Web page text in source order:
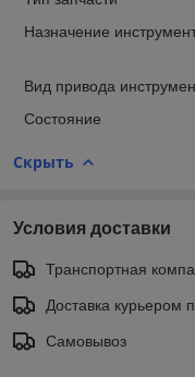
Назначение
Вид привода
Состояние
Скрыть
Условия доставки
Транспортная
Доставка курьером
Самовывоз